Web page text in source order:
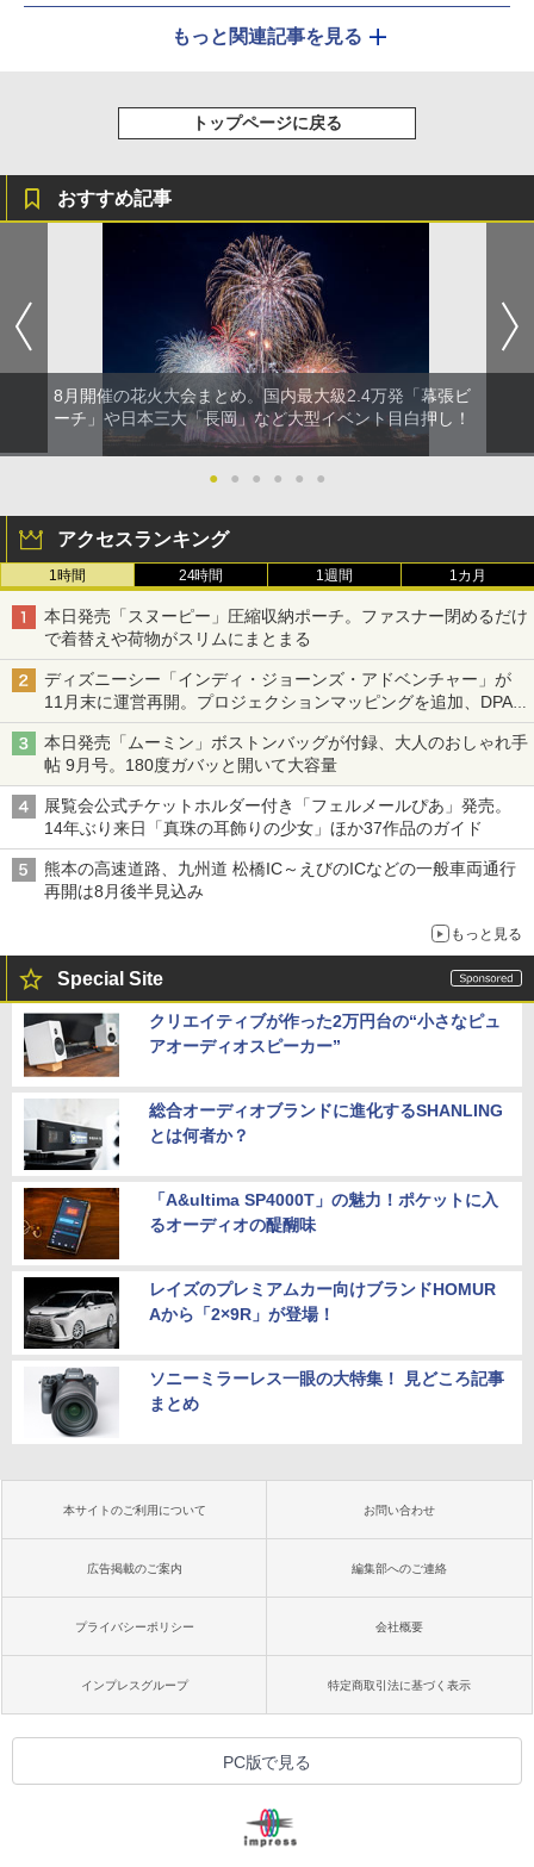
もっと関連記事を見る
トップページに戻る
おすすめ記事
8月開催の花火大会まとめ。国内最大級2.4万発「幕張ビ
ーチ」や日本三大「長岡」など大型イベント目白押し！
● ● ● ● ● ●
アクセスランキング
1時間 24時間 1週間 1カ月
本日発売「スヌーピー」圧縮収納ポーチ。ファスナー閉めるだけ
で着替えや荷物がスリムにまとまる
ディズニーシー「インディ・ジョーンズ・アドベンチャー」が
11月末に運営再開。プロジェクションマッピングを追加、DPA
は1500円
本日発売「ムーミン」ボストンバッグが付録、大人のおしゃれ手
帖 9月号。180度ガバッと開いて大容量
展覧会公式チケットホルダー付き「フェルメールぴあ」発売。
14年ぶり来日「真珠の耳飾りの少女」ほか37作品のガイド
熊本の高速道路、九州道 松橋IC～えびのICなどの一般車両通行
再開は8月後半見込み
もっと見る
Special Site
クリエイティブが作った2万円台の“小さなピュ
アオーディオスピーカー”
総合オーディオブランドに進化するSHANLING
とは何者か？
「A&ultima SP4000T」の魅力！ポケットに入
るオーディオの醍醐味
レイズのプレミアムカー向けブランドHOMUR
Aから「2×9R」が登場！
ソニーミラーレス一眼の大特集！ 見どころ記事
まとめ
本サイトのご利用について お問い合わせ
広告掲載のご案内 編集部へのご連絡
プライバシーポリシー 会社概要
インプレスグループ 特定商取引法に基づく表示
PC版で見る